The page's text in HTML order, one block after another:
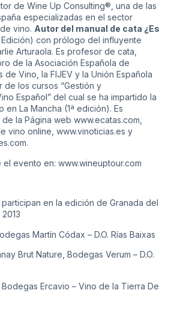
de Wine Up Consulting®, una de las
especializadas en el sector
vino. Autor del manual de cata ¿Es
Edición) con prólogo del influyente
Arturaola. Es profesor de cata,
de la Asociación Española de
de Vino, la FIJEV y la Unión Española
de los cursos “Gestión y
Español” del cual se ha impartido la
en La Mancha (1ª edición). Es
la Página web www.ecatas.com,
vino online, www.vinoticias.es y
el evento en: www.wineuptour.com
en la edición de Granada del
Martín Códax – D.O. Rías Baixas
Brut Nature, Bodegas Verum – D.O.
Bodegas Ercavio – Vino de la Tierra De